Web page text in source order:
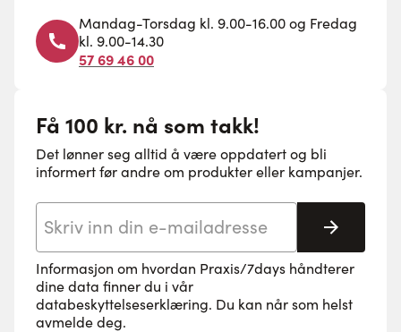
Mandag-Torsdag kl. 9.00-16.00 og Fredag
kl. 9.00-14.30
57 69 46 00
Få 100 kr. nå som takk!
Det lønner seg alltid å være oppdatert og bli
informert før andre om produkter eller kampanjer.
Informasjon om hvordan Praxis/7days håndterer
dine data finner du i vår
databeskyttelseserklæring. Du kan når som helst
avmelde deg.